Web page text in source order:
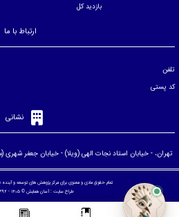
بازدید کل
ارتباط با ما
تلفن
کد پستی
نشانی
تهران، - خيابان استاد نجات الهی (ويلا) - خيابان جعفر شهری
تمام حقوق مادی و معنوی برای مرکز پژوهش های توسعه و آینده
طراح سایت :آسان همایش © ۱۴۰۵ - 1392 نسخه 8.97